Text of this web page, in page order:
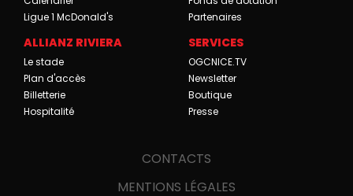
Ligue 1 McDonald's
Partenaires
ALLIANZ RIVIERA
Le stade
Plan d'accès
Billetterie
Hospitalité
SERVICES
OGCNICE.TV
Newsletter
Boutique
Presse
CONTACTS
MENTIONS LÉGALES